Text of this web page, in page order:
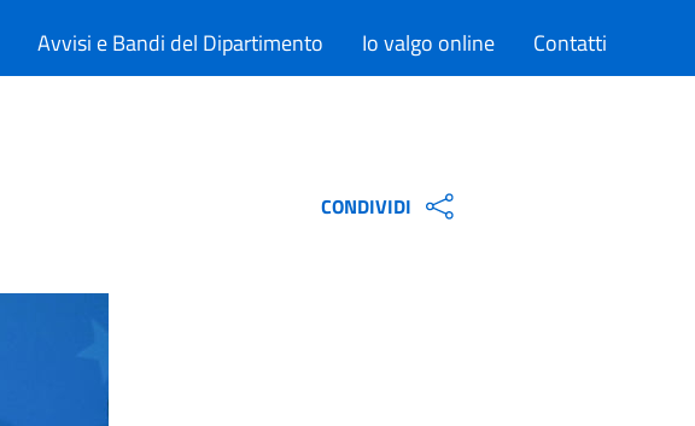
Avvisi e Bandi del Dipartimento Io valgo online Contatti
CONDIVIDI